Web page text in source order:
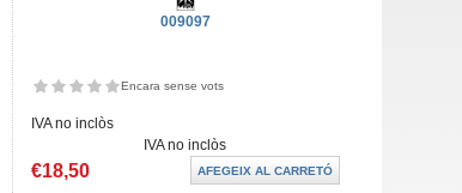
009097
Encara sense vots
IVA no inclòs
IVA no inclòs
€18,50